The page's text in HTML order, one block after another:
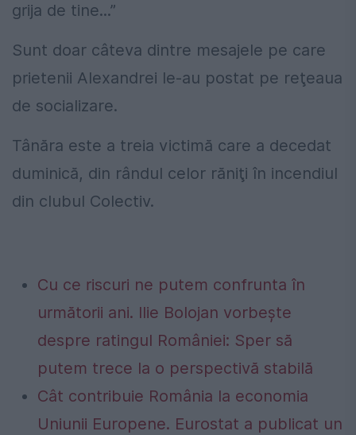
grija de tine...”
Sunt doar câteva dintre mesajele pe care
prietenii Alexandrei le-au postat pe reţeaua
de socializare.
Tânăra este a treia victimă care a decedat
duminică, din rândul celor răniţi în incendiul
din clubul Colectiv.
Cu ce riscuri ne putem confrunta în
următorii ani. Ilie Bolojan vorbește
despre ratingul României: Sper să
putem trece la o perspectivă stabilă
Cât contribuie România la economia
Uniunii Europene. Eurostat a publicat un